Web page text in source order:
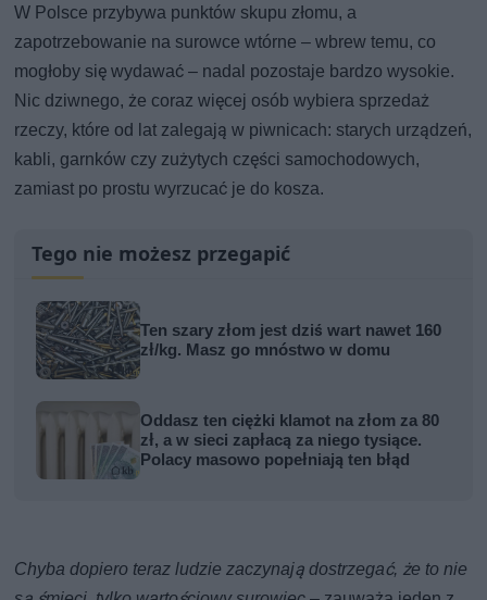
W Polsce przybywa punktów skupu złomu, a
zapotrzebowanie na surowce wtórne – wbrew temu, co
mogłoby się wydawać – nadal pozostaje bardzo wysokie.
Nic dziwnego, że coraz więcej osób wybiera sprzedaż
rzeczy, które od lat zalegają w piwnicach: starych urządzeń,
kabli, garnków czy zużytych części samochodowych,
zamiast po prostu wyrzucać je do kosza.
Tego nie możesz przegapić
Ten szary złom jest dziś wart nawet 160
zł/kg. Masz go mnóstwo w domu
Oddasz ten ciężki klamot na złom za 80
zł, a w sieci zapłacą za niego tysiące.
Polacy masowo popełniają ten błąd
Chyba dopiero teraz ludzie zaczynają dostrzegać, że to nie